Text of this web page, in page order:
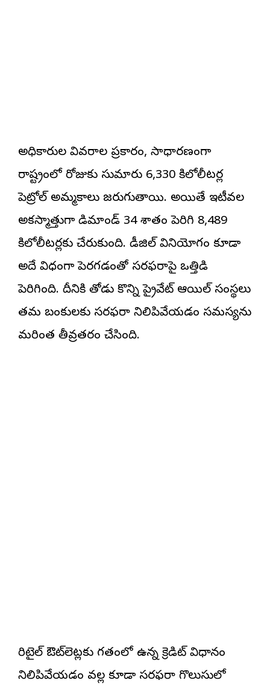
అధికారుల వివరాల ప్రకారం, సాధారణంగా
రాష్ట్రంలో రోజుకు సుమారు 6,330 కిలోలీటర్ల
పెట్రోల్ అమ్మకాలు జరుగుతాయి. అయితే ఇటీవల
అకస్మాత్తుగా డిమాండ్ 34 శాతం పెరిగి 8,489
కిలోలీటర్లకు చేరుకుంది. డీజిల్ వినియోగం కూడా
అదే విధంగా పెరగడంతో సరఫరాపై ఒత్తిడి
పెరిగింది. దీనికి తోడు కొన్ని ప్రైవేట్ ఆయిల్ సంస్థలు
తమ బంకులకు సరఫరా నిలిపివేయడం సమస్యను
మరింత తీవ్రతరం చేసింది.
రిటైల్ ఔట్‌లెట్లకు గతంలో ఉన్న క్రెడిట్ విధానం
నిలిపివేయడం వల్ల కూడా సరఫరా గొలుసులో